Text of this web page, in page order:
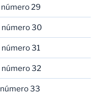
número 29
número 30
número 31
número 32
33